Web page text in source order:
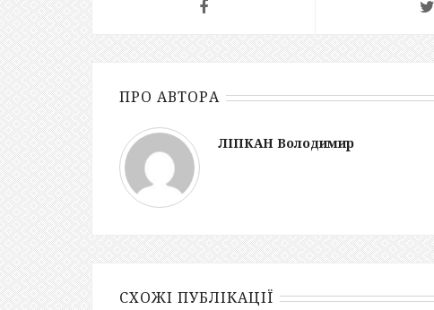
ПРО АВТОРА
ЛІПКАН Володимир
СХОЖІ ПУБЛІКАЦІЇ